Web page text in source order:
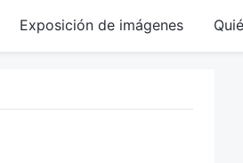
Exposición de imágenes